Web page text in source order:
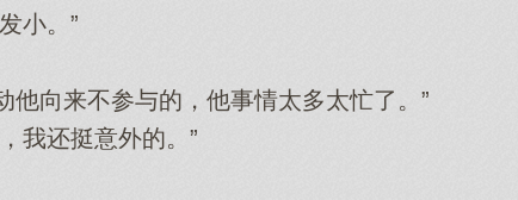
小。”
向来不参与的，他事情太多太忙了。”
我还挺意外的。”